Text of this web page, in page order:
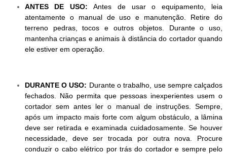
ANTES DE USO:Antes de usar o equipamento, leia
atentamente o manual de uso e manutenção. Retire do
terreno pedras, tocos e outros objetos. Durante o uso,
mantenha crianças e animais à distância do cortador quando
ele estiver em operação.
DURANTE O USO: Durante o trabalho, use sempre calçados
fechados. Não permita que pessoas inexperientes usem o
cortador sem antes ler o manual de instruções. Sempre,
após um impacto mais forte com algum obstáculo, a lâmina
deve ser retirada e examinada cuidadosamente. Se houver
necessidade, deve ser trocada por outra nova. Procure
conduzir o cabo elétrico por trás do cortador e sempre pelo